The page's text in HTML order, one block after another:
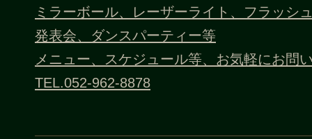
ミラーボール、レーザーライト、フラッシ
発表会、ダンスパーティー等
メニュー、スケジュール等、お気軽にお問
TEL.052-962-8878